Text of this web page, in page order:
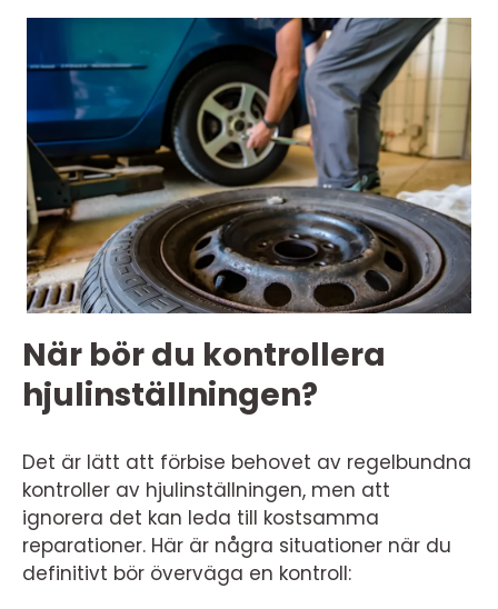
När bör du kontrollera
hjulinställningen?
Det är lätt att förbise behovet av regelbundna
kontroller av hjulinställningen, men att
ignorera det kan leda till kostsamma
reparationer. Här är några situationer när du
definitivt bör överväga en kontroll: